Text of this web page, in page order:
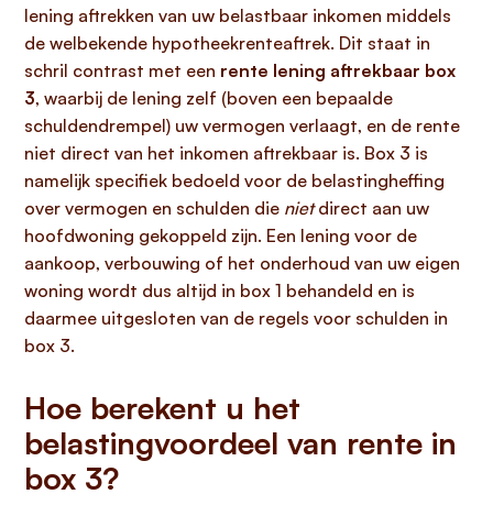
lening aftrekken van uw belastbaar inkomen middels
de welbekende hypotheekrenteaftrek. Dit staat in
schril contrast met een rente lening aftrekbaar box
3, waarbij de lening zelf (boven een bepaalde
schuldendrempel) uw vermogen verlaagt, en de rente
niet direct van het inkomen aftrekbaar is. Box 3 is
namelijk specifiek bedoeld voor de belastingheffing
over vermogen en schulden die nietdirect aan uw
hoofdwoning gekoppeld zijn. Een lening voor de
aankoop, verbouwing of het onderhoud van uw eigen
woning wordt dus altijd in box 1 behandeld en is
daarmee uitgesloten van de regels voor schulden in
box 3.
Hoe berekent u het
belastingvoordeel van rente in
box 3?